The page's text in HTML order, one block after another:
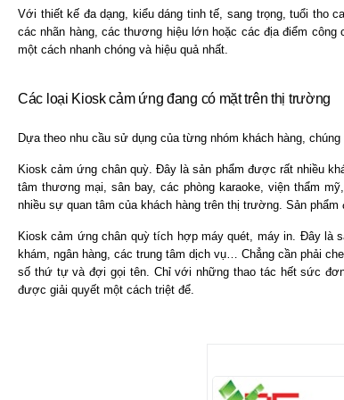
Với thiết kế đa dạng, kiểu dáng tinh tế, sang trọng, tuổi tho
các nhãn hàng, các thương hiệu lớn hoặc các địa điểm
một cách nhanh chóng và hiệu quả nhất.
Các loại Kiosk cảm ứng đang có mặt trên thị trường
Dựa theo nhu cầu sử dụng của từng nhóm khách hàng,
Kiosk cảm ứng chân quỳ. Đây là sản phẩm được rất nhiều
tâm thương mại, sân bay, các phòng karaoke, viện thẩm
nhiều sự quan tâm của khách hàng trên thị trường. Sản phẩm
Kiosk cảm ứng chân quỳ tích hợp máy quét, máy in. Đây là
khám, ngân hàng, các trung tâm dịch vụ… Chẳng cần phải
số thứ tự và đợi gọi tên. Chỉ với những thao tác hết sức
được giải quyết một cách triệt để.